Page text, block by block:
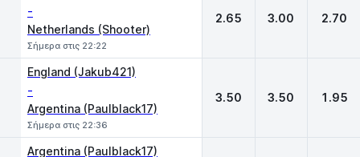
-
Netherlands (Shooter)
Σήμερα στις 22:22
2.65 3.00 2.70
England (Jakub421)
-
Argentina (Paulblack17)
Σήμερα στις 22:36
3.50 3.50 1.95
Argentina (Paulblack17)